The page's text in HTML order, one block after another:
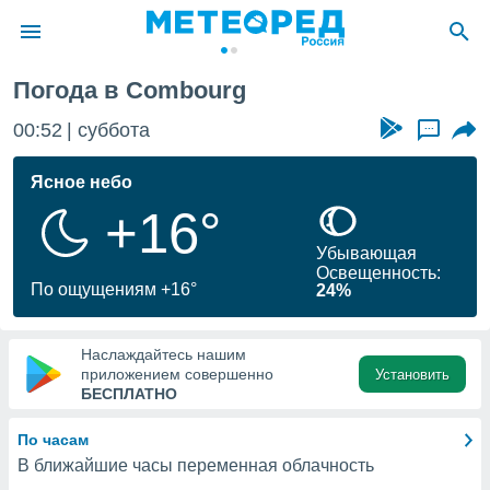
о
Вы можете
к этому
доступ
Погода в Combourg
00:52 суббота ...
Ясное небо
+16°
По ощущениям +16°
Убывающая
Освещенность:
24%
Наслаждайтесь нашим
приложением совершенно
БЕСПЛАТНО
Установить
По часам
В ближайшие часы переменная облачность